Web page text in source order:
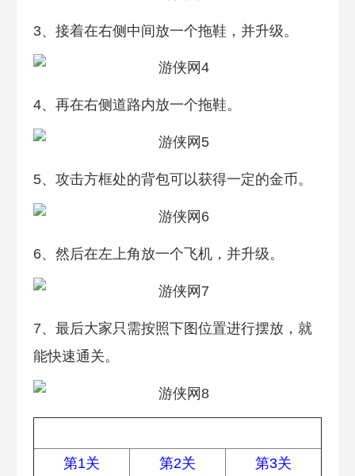
3、接着在右侧中间放一个拖鞋，并升级。
4、再在右侧道路内放一个拖鞋。
5、攻击方框处的背包可以获得一定的金币。
6、然后在左上角放一个飞机，并升级。
7、最后大家只需按照下图位置进行摆放，就
能快速通关。
第1关 第2关
第3关